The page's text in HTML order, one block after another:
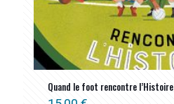
Quand le foot rencontre l’Histoire